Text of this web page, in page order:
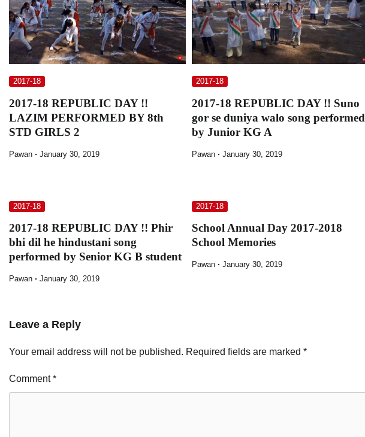
2017-18
2017-18 REPUBLIC DAY !!
LAZIM PERFORMED BY 8th
STD GIRLS 2
Pawan January 30, 2019
2017-18
2017-18 REPUBLIC DAY !! Suno
gor se duniya walo song performed
by Junior KG A
Pawan January 30, 2019
2017-18
2017-18 REPUBLIC DAY !! Phir
bhi dil he hindustani song
performed by Senior KG B student
Pawan January 30, 2019
2017-18
School Annual Day 2017-2018
School Memories
Pawan January 30, 2019
Leave a Reply
Your email address will not be published. Required fields are marked *
Comment*